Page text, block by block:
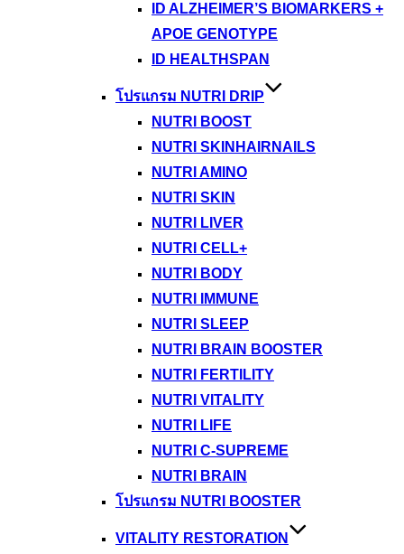
ID ALZHEIMER’S BIOMARKERS +
APOE GENOTYPE
ID HEALTHSPAN
โปรแกรม NUTRI DRIP
NUTRI BOOST
NUTRI SKINHAIRNAILS
NUTRI AMINO
NUTRI SKIN
NUTRI LIVER
NUTRI CELL+
NUTRI BODY
NUTRI IMMUNE
NUTRI SLEEP
NUTRI BRAIN BOOSTER
NUTRI FERTILITY
NUTRI VITALITY
NUTRI LIFE
NUTRI C-SUPREME
NUTRI BRAIN
โปรแกรม NUTRI BOOSTER
VITALITY RESTORATION